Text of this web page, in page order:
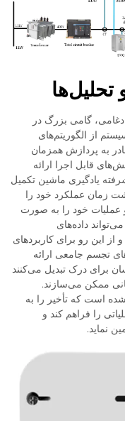
تحلیل‌ها
گامی بزرگ در
از الگوریتم‌های
به پردازش همزمان
قابل اجرا ارائه
یادگیری ماشین تکمیل
زمان عملکرد خود را
و عملیات خود را به صورت
داده‌های
از این رو برای کاربردهای
تجسم جامعی ارائه
برای درک تبدیل می‌کنند
ممکن می‌سازند.
است که تأخیر را به
را فراهم کند و
نماید.